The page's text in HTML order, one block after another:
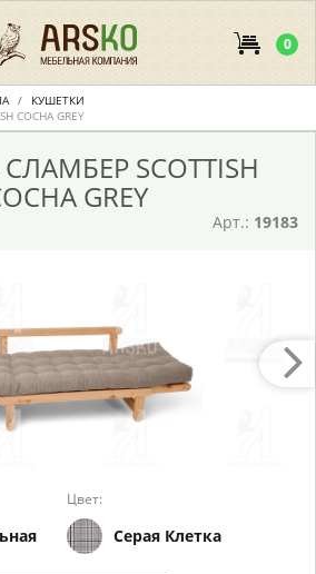
0
КУШЕТКИ
СОСНА GREY
SCOTTISH
GREY
Арт.: 19183
Цвет:
Серая Клетка